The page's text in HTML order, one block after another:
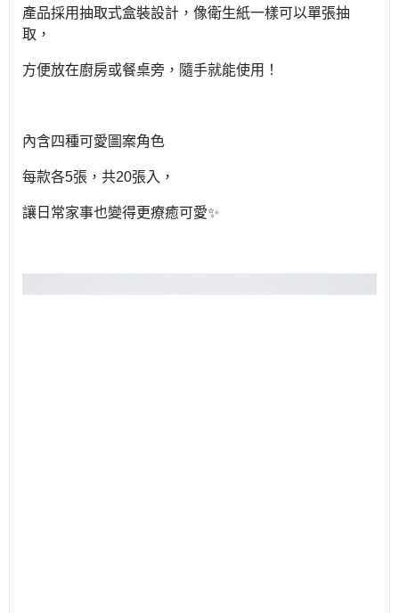
產品採用抽取式盒裝設計，像衛生紙一樣可以單張抽
取，
方便放在廚房或餐桌旁，隨手就能使用！
內含四種可愛圖案角色
每款各5張，共20張入，
讓日常家事也變得更療癒可愛✨